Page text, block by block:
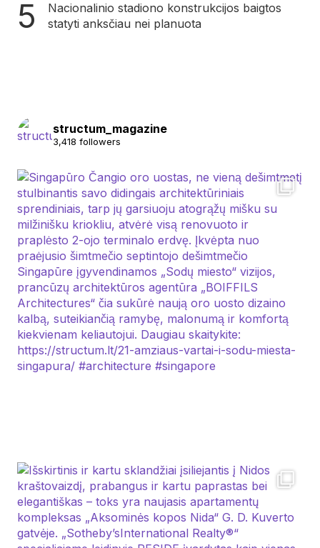
Nacionalinio stadiono konstrukcijos baigtos
statyti anksčiau nei planuota
structum_magazine
3,418 followers